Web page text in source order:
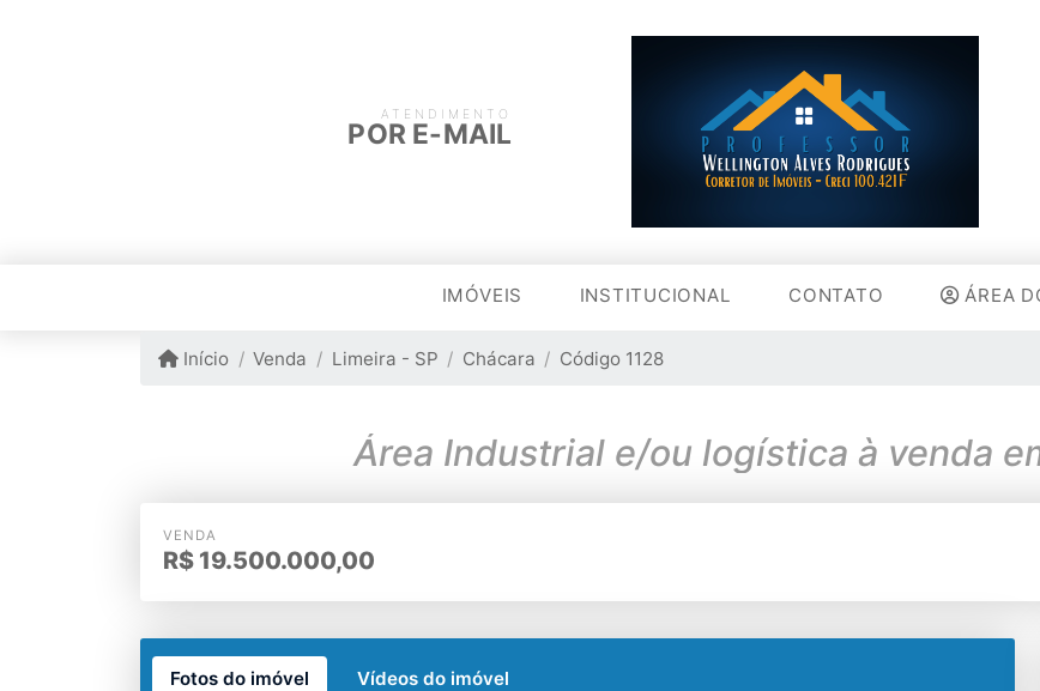
ATENDIMENTO
POR E-MAIL
IMÓVEIS INSTITUCIONAL CONTATO ÁREA
Início Venda Limeira - SP Chácara Código 1128
Área Industrial e/ou logística à venda
VENDA
R$ 19.500.000,00
Fotos do imóvel Vídeos do imóvel